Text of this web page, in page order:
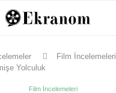
Film İncelemeleri
Yolculuk
Film İncelemeleri